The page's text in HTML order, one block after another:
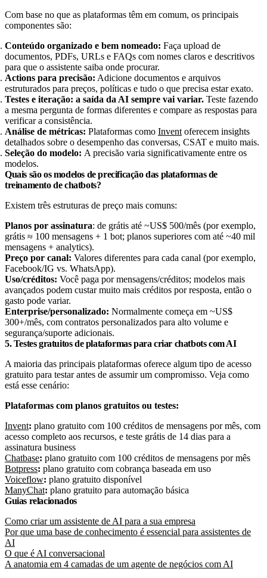
Com base no que as plataformas têm em comum, os principais
componentes são:
Conteúdo organizado e bem nomeado: Faça upload de
documentos, PDFs, URLs e FAQs com nomes claros e descritivos
para que o assistente saiba onde procurar.
Actions para precisão: Adicione documentos e arquivos
estruturados para preços, políticas e tudo o que precisa estar exato.
Testes e iteração: a saída da AI sempre vai variar. Teste fazendo
a mesma pergunta de formas diferentes e compare as respostas para
verificar a consistência.
Análise de métricas: Plataformas como Invent oferecem insights
detalhados sobre o desempenho das conversas, CSAT e muito mais.
Seleção do modelo: A precisão varia significativamente entre os
modelos.
Quais são os modelos de precificação das plataformas de
treinamento de chatbots?
Existem três estruturas de preço mais comuns:
Planos por assinatura: de grátis até ~US$ 500/mês (por exemplo,
grátis ≈ 100 mensagens + 1 bot; planos superiores com até ~40 mil
mensagens + analytics).
Preço por canal: Valores diferentes para cada canal (por exemplo,
Facebook/IG vs. WhatsApp).
Uso/créditos: Você paga por mensagens/créditos; modelos mais
avançados podem custar muito mais créditos por resposta, então o
gasto pode variar.
Enterprise/personalizado: Normalmente começa em ~US$
300+/mês, com contratos personalizados para alto volume e
segurança/suporte adicionais.
5. Testes gratuitos de plataformas para criar chatbots com AI
A maioria das principais plataformas oferece algum tipo de acesso
gratuito para testar antes de assumir um compromisso. Veja como
está esse cenário:
Plataformas com planos gratuitos ou testes:
Invent: plano gratuito com 100 créditos de mensagens por mês, com
acesso completo aos recursos, e teste grátis de 14 dias para a
assinatura business
Chatbase: plano gratuito com 100 créditos de mensagens por mês
Botpress: plano gratuito com cobrança baseada em uso
Voiceflow: plano gratuito disponível
ManyChat: plano gratuito para automação básica
Guias relacionados
Como criar um assistente de AI para a sua empresa
Por que uma base de conhecimento é essencial para assistentes de
AI
O que é AI conversacional
A anatomia em 4 camadas de um agente de negócios com AI